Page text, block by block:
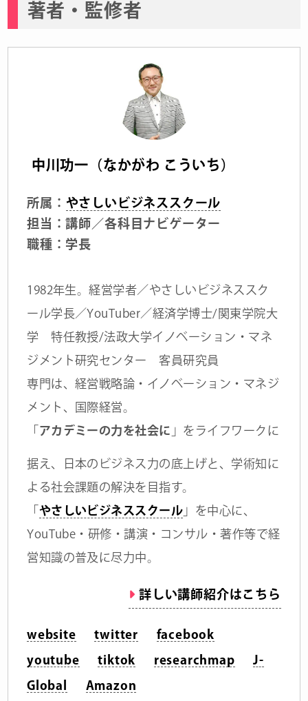
著者・監修者
中川功一（なかがわ こういち）
所属： やさしいビジネススクール
担当：講師／各科目ナビゲーター
職種：学長
1982年生。経営学者／やさしいビジネススク
ール学長／YouTuber／経済学博士/関東学院大
学 特任教授/法政大学イノベーション・マネ
ジメント研究センター 客員研究員
専門は、経営戦略論・イノベーション・マネジ
メント、国際経営。
アカデミーの力を社会に 」をライフワークに
据え、日本のビジネス力の底上げと、学術知に
よる社会課題の解決を目指す。
「 やさしいビジネススクール 」を中心に、
YouTube・研修・講演・コンサル・著作等で経
営知識の普及に尽力中。
詳しい講師紹介はこちら
website twitter facebook
youtube tiktok researchmap J-
Global Amazon